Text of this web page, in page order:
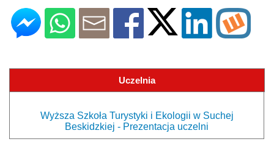
Uczelnia
Wyższa Szkoła Turystyki i Ekologii w Suchej
Beskidzkiej - Prezentacja uczelni